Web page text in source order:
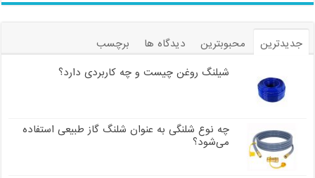
جدیدترین محبوبترین دیدگاه ها
برچسب
شیلنگ روغن چیست و چه کاربردی دارد؟
چه نوع شلنگی به عنوان شلنگ گاز طبیعی استفاده
می‌شود؟